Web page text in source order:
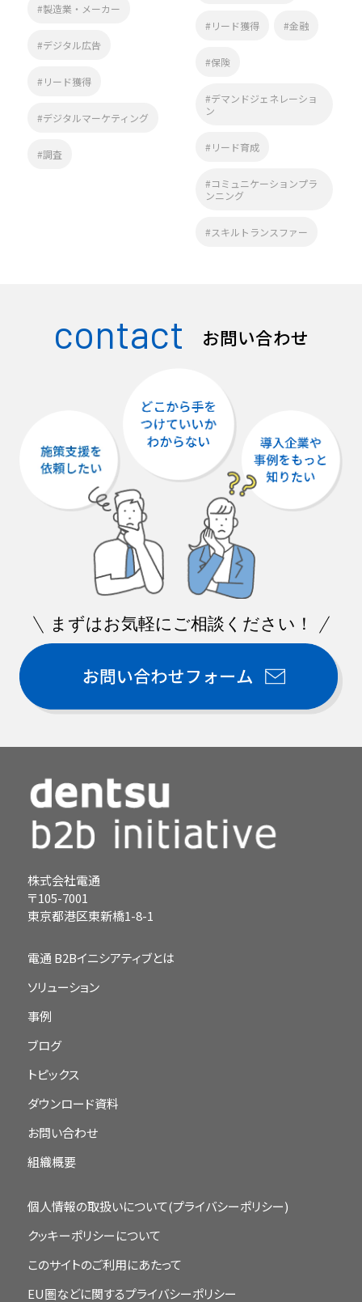
#製造業・メーカー
#デジタル広告
#リード獲得
#デジタルマーケティング
#調査
#リード獲得 #金融
#保険
#デマンドジェネレーショ
ン
#リード育成
#コミュニケーションプラ
ンニング
#スキルトランスファー
contact お問い合わせ
まずはお気軽にご相談ください！
株式会社電通
〒105-7001
東京都港区東新橋1-8-1
電通 B2Bイニシアティブとは
ソリューション
事例
ブログ
トピックス
ダウンロード資料
お問い合わせ
組織概要
個人情報の取扱いについて(プライバシーポリシー)
クッキーポリシーについて
このサイトのご利用にあたって
EU圏などに関するプライバシーポリシー